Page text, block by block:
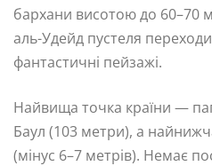
бархани висотою до 60–70
аль-Удейд пустеля
фантастичні пейзажі.
Найвища точка країни —
Баул (103 метри), а
(мінус 6–7 метрів). Немає